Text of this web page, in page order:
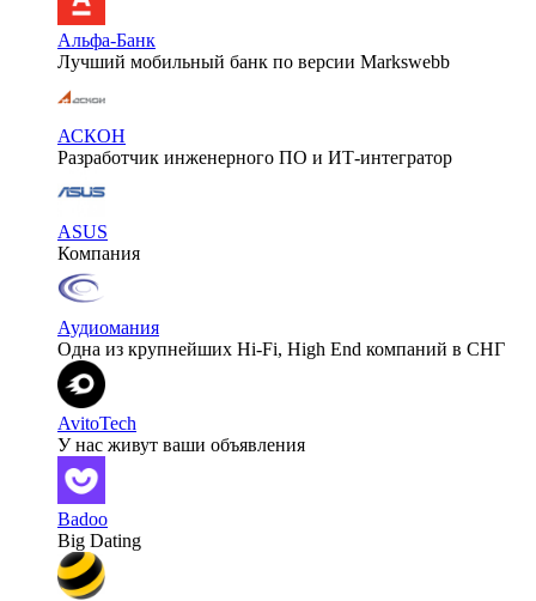
Альфа-Банк
Лучший мобильный банк по версии Markswebb
АСКОН
Разработчик инженерного ПО и ИТ-интегратор
ASUS
Компания
Аудиомания
Одна из крупнейших Hi-Fi, High End компаний в СНГ
AvitoTech
У нас живут ваши объявления
Badoo
Big Dating